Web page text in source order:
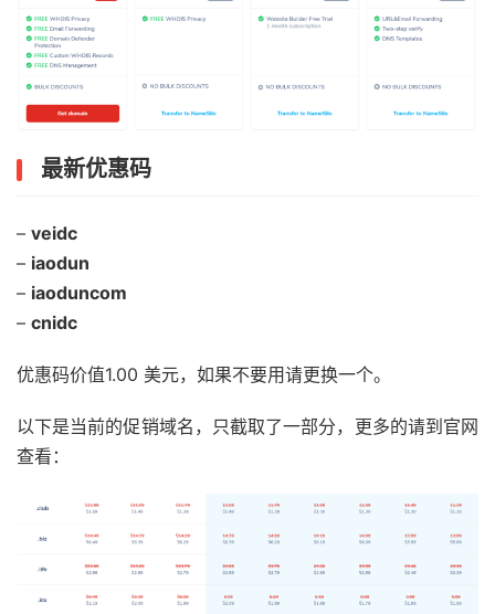
最新优惠码
– veidc
– iaodun
– iaoduncom
– cnidc
优惠码价值1.00 美元，如果不要用请更换一个。
以下是当前的促销域名，只截取了一部分，更多的请到官网
查看：